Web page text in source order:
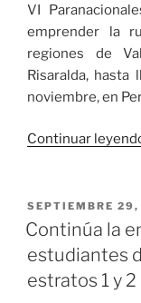
VI
emprender la
regiones de
Risaralda, hasta
noviembre, en
Continuar
PUBLICADO
EL
SEPTIEMBRE
Continúa la
estudiantes
estratos 1 y